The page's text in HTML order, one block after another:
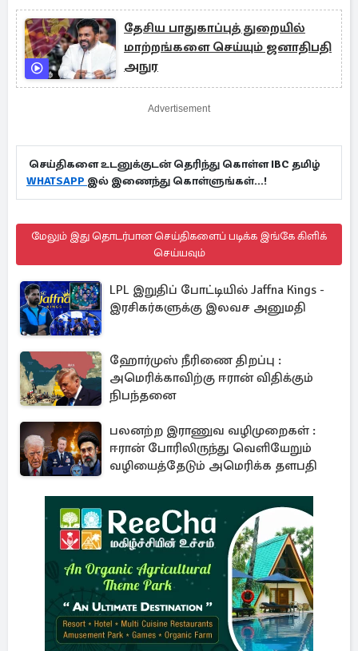
தேசிய பாதுகாப்புத் துறையில்
மாற்றங்களை செய்யும் ஜனாதிபதி
அநுர
Advertisement
செய்திகளை உடனுக்குடன் தெரிந்து கொள்ள IBC தமிழ்
WHATSAPP இல் இணைந்து கொள்ளுங்கள்...!
மேலும் இது தொடர்பான செய்திகளைப் படிக்க இங்கே கிளிக்
செய்யவும்
LPL இறுதிப் போட்டியில் Jaffna Kings -
இரசிகர்களுக்கு இலவச அனுமதி
ஹோர்முஸ் நீரிணை திறப்பு :
அமெரிக்காவிற்கு ஈரான் விதிக்கும்
நிபந்தனை
பலனற்ற இராணுவ வழிமுறைகள் :
ஈரான் போரிலிருந்து வெளியேறும்
வழியைத்தேடும் அமெரிக்க தளபதி